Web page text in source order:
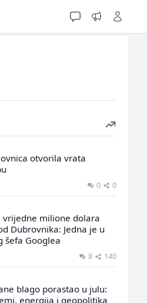
otvorila vrata
0 0
vrijedne milione dolara
Dubrovnika: Jedna je u
šefa Googlea
8 140
blago porastao u julu:
energija i geopolitika